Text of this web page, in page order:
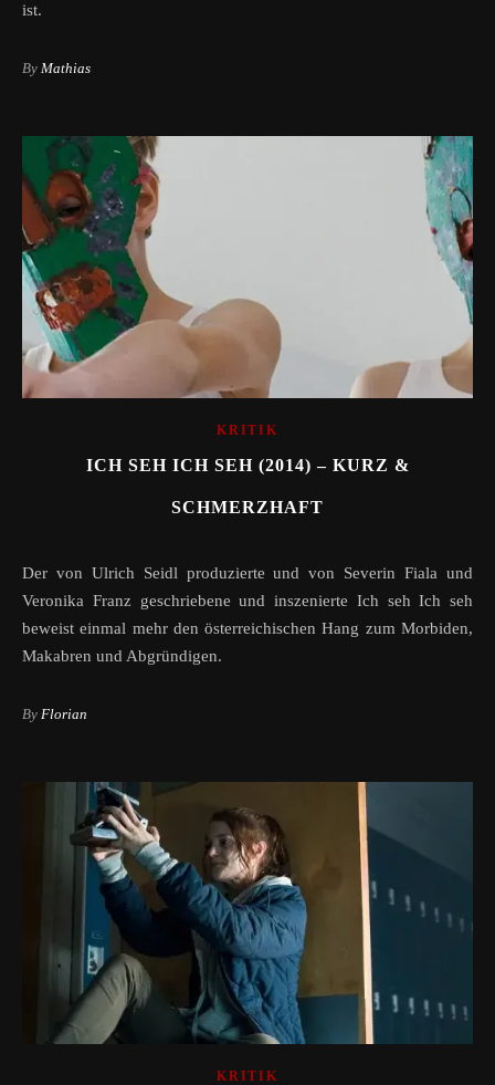
ist.
By Mathias
KRITIK
ICH SEH ICH SEH (2014) – KURZ &
SCHMERZHAFT
Der von Ulrich Seidl produzierte und von Severin Fiala und
Veronika Franz geschriebene und inszenierte Ich seh Ich seh
beweist einmal mehr den österreichischen Hang zum Morbiden,
Makabren und Abgründigen.
By Florian
KRITIK